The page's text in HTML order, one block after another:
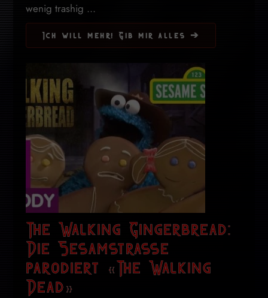
wenig trashig ...
Ich will mehr! Gib mir alles ➔
The Walking Gingerbread:
Die Sesamstrasse
parodiert «The Walking
Dead»